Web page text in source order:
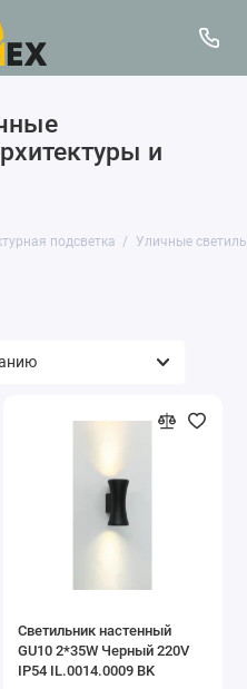
и
подсветка Уличные
Светильник настенный
GU10 2*35W Черный 220V
IP54 IL.0014.0009 BK